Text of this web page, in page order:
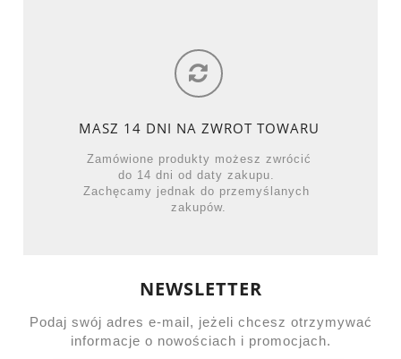
MASZ 14 DNI NA ZWROT TOWARU
Zamówione produkty możesz zwrócić
do 14 dni od daty zakupu.
Zachęcamy jednak do przemyślanych
zakupów.
NEWSLETTER
Podaj swój adres e-mail, jeżeli chcesz otrzymywać
informacje o nowościach i promocjach.